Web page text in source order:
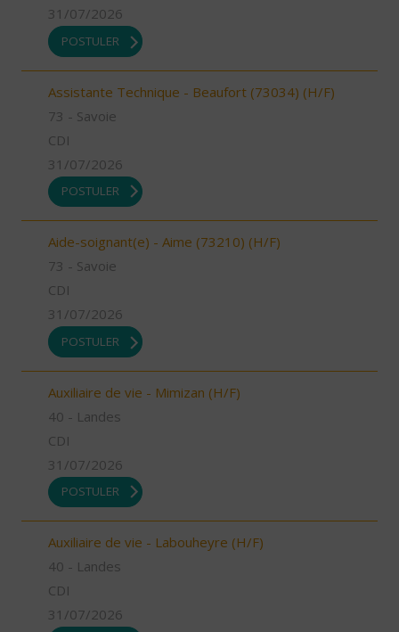
31/07/2026
POSTULER
Assistante Technique - Beaufort (73034) (H/F)
73 - Savoie
CDI
31/07/2026
POSTULER
Aide-soignant(e) - Aime (73210) (H/F)
73 - Savoie
CDI
31/07/2026
POSTULER
Auxiliaire de vie - Mimizan (H/F)
40 - Landes
CDI
31/07/2026
POSTULER
Auxiliaire de vie - Labouheyre (H/F)
40 - Landes
CDI
31/07/2026